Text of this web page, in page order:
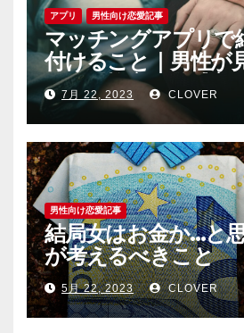
アプリ 男性向け恋愛記事
マッチングアプリで
付けること｜男性が
ちな恐怖心と警戒心
7月 22, 2023 CLOVER
男性向け恋愛記事
結局女はお金か…と
が考えるべきこと
5月 22, 2023 CLOVER